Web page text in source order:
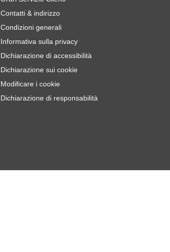
Contatti & indirizzo
Condizioni generali
Informativa sulla privacy
Dichiarazione di accessibilità
Dichiarazione sui cookie
Modificare i cookie
Dichiarazione di responsabilità